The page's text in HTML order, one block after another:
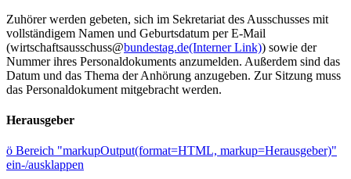
Zuhörer werden gebeten, sich im Sekretariat des Ausschusses mit
vollständigem Namen und Geburtsdatum per E-Mail
(wirtschaftsausschuss@bundestag.de(Interner Link)) sowie der
Nummer ihres Personaldokuments anzumelden. Außerdem sind das
Datum und das Thema der Anhörung anzugeben. Zur Sitzung muss
das Personaldokument mitgebracht werden.
Herausgeber
ö Bereich "markupOutput(format=HTML, markup=Herausgeber)"
ein-/ausklappen